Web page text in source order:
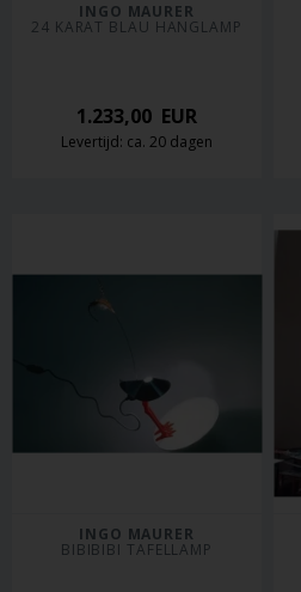
INGO MAURER
24 KARAT BLAU HANGLAMP
1.233,00 EUR
Levertijd: ca. 20 dagen
INGO MAURER
BIBIBIBI TAFELLAMP